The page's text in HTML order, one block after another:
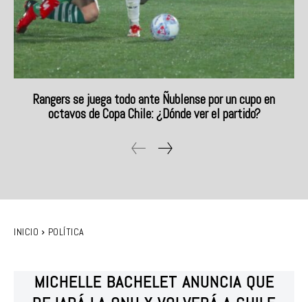
Rangers se juega todo ante Ñublense por un cupo en
octavos de Copa Chile: ¿Dónde ver el partido?